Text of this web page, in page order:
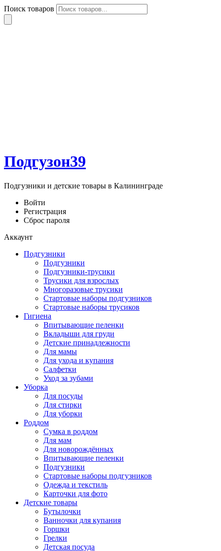
Поиск товаров
Подгузон39
Подгузники и детские товары в Калининграде
Войти
Регистрация
Сброс пароля
Аккаунт
Подгузники
Подгузники
Подгузники-трусики
Трусики для взрослых
Многоразовые трусики
Стартовые наборы подгузников
Стартовые наборы трусиков
Гигиена
Впитывающие пеленки
Вкладыши для груди
Детские принадлежности
Для мамы
Для ухода и купания
Салфетки
Уход за зубами
Уборка
Для посуды
Для стирки
Для уборки
Роддом
Сумка в роддом
Для мам
Для новорождённых
Впитывающие пеленки
Подгузники
Стартовые наборы подгузников
Одежда и текстиль
Карточки для фото
Детские товары
Бутылочки
Ванночки для купания
Горшки
Грелки
Детская посуда